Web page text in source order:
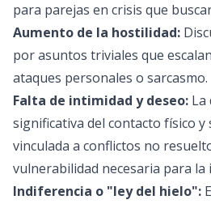
para parejas en crisis que
Aumento de la hostilidad:
por asuntos triviales que
ataques personales o sarcasmo.
Falta de intimidad y deseo: La
significativa del contacto físico y
vinculada a conflictos no
vulnerabilidad necesaria para la
Indiferencia o "ley del hielo":